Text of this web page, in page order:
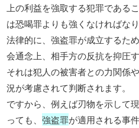
上の利益を強取する犯罪である
は恐喝罪よりも強くなければなり
法律的に、強盗罪が成立するた
会通念上、相手方の反抗を抑圧
それは犯人の被害者との力関係
況が考慮されて判断されます。
ですから、例えば刃物を示して
っても、強盗罪が適用される事